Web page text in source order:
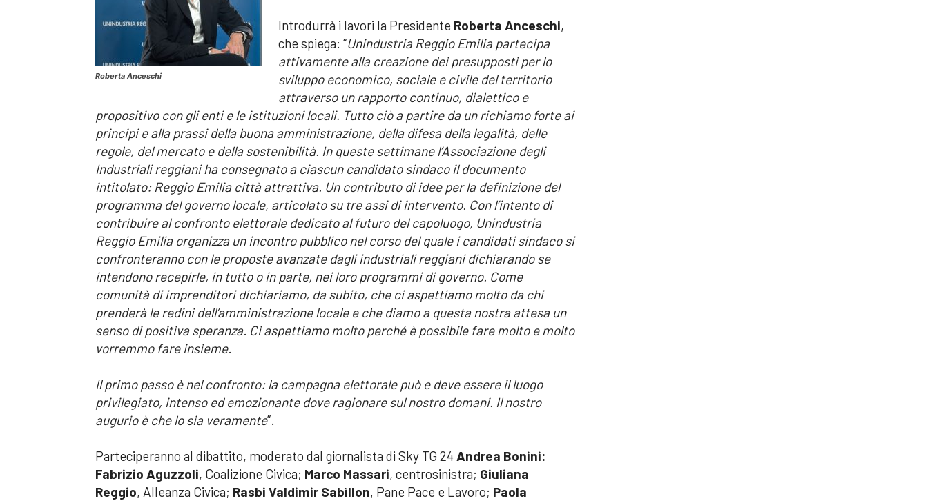
Roberta Anceschi
Introdurrà i lavori la Presidente Roberta Anceschi,
che spiega: “Unindustria Reggio Emilia partecipa
attivamente alla creazione dei presupposti per lo
sviluppo economico, sociale e civile del territorio
attraverso un rapporto continuo, dialettico e
propositivo con gli enti e le istituzioni locali. Tutto ciò a partire da un richiamo forte ai
principi e alla prassi della buona amministrazione, della difesa della legalità, delle
regole, del mercato e della sostenibilità. In queste settimane l’Associazione degli
Industriali reggiani ha consegnato a ciascun candidato sindaco il documento
intitolato: Reggio Emilia città attrattiva. Un contributo di idee per la definizione del
programma del governo locale, articolato su tre assi di intervento. Con l’intento di
contribuire al confronto elettorale dedicato al futuro del capoluogo, Unindustria
Reggio Emilia organizza un incontro pubblico nel corso del quale i candidati sindaco si
confronteranno con le proposte avanzate dagli industriali reggiani dichiarando se
intendono recepirle, in tutto o in parte, nei loro programmi di governo. Come
comunità di imprenditori dichiariamo, da subito, che ci aspettiamo molto da chi
prenderà le redini dell’amministrazione locale e che diamo a questa nostra attesa un
senso di positiva speranza. Ci aspettiamo molto perché è possibile fare molto e molto
vorremmo fare insieme.
Il primo passo è nel confronto: la campagna elettorale può e deve essere il luogo
privilegiato, intenso ed emozionante dove ragionare sul nostro domani. Il nostro
augurio è che lo sia veramente”.
Parteciperanno al dibattito, moderato dal giornalista di Sky TG 24 Andrea Bonini:
Fabrizio Aguzzoli, Coalizione Civica; Marco Massari, centrosinistra; Giuliana
Reggio, Alleanza Civica; Rasbi Valdimir Sabìllon, Pane Pace e Lavoro; Paola